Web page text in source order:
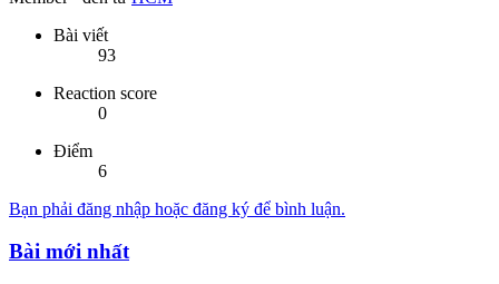
Bài viết
93
Reaction score
0
Điểm
6
Bạn phải đăng nhập hoặc đăng ký để bình luận.
Bài mới nhất